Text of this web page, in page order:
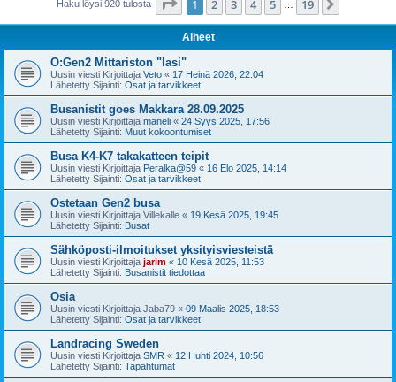
Haku löysi 920 tulosta 1 2 3 4 5 19
Aiheet
O:Gen2 Mittariston "lasi"
Uusin viesti Kirjoittaja Veto « 17 Heinä 2026, 22:04
Lähetetty Sijainti: Osat ja tarvikkeet
Busanistit goes Makkara 28.09.2025
Uusin viesti Kirjoittaja maneli « 24 Syys 2025, 17:56
Lähetetty Sijainti: Muut kokoontumiset
Busa K4-K7 takakatteen teipit
Uusin viesti Kirjoittaja Peralka@59 « 16 Elo 2025, 14:14
Lähetetty Sijainti: Osat ja tarvikkeet
Ostetaan Gen2 busa
Uusin viesti Kirjoittaja Villekalle « 19 Kesä 2025, 19:45
Lähetetty Sijainti: Busat
Sähköposti-ilmoitukset yksityisviesteistä
Uusin viesti Kirjoittaja jarim « 10 Kesä 2025, 11:53
Lähetetty Sijainti: Busanistit tiedottaa
Osia
Uusin viesti Kirjoittaja Jaba79 « 09 Maalis 2025, 18:53
Lähetetty Sijainti: Osat ja tarvikkeet
Landracing Sweden
Uusin viesti Kirjoittaja SMR « 12 Huhti 2024, 10:56
Lähetetty Sijainti: Tapahtumat